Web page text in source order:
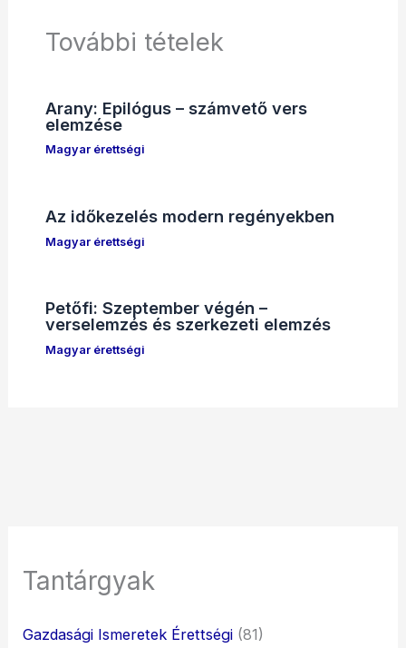
További tételek
Arany: Epilógus – számvető vers
elemzése
Magyar érettségi
Az időkezelés modern regényekben
Magyar érettségi
Petőfi: Szeptember végén –
verselemzés és szerkezeti elemzés
Magyar érettségi
Tantárgyak
Gazdasági Ismeretek Érettségi (81)